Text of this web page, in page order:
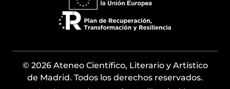
© 2026 Ateneo Científico, Literario y Artístico
de Madrid. Todos los derechos reservados.